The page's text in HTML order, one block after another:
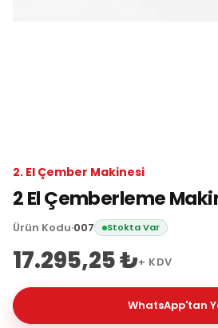
2. El Çember Makinesi
2 El Çemberleme
Ürün Kodu·007 Stokta Var
17.295,25 ₺+ KDV
WhatsApp'tan